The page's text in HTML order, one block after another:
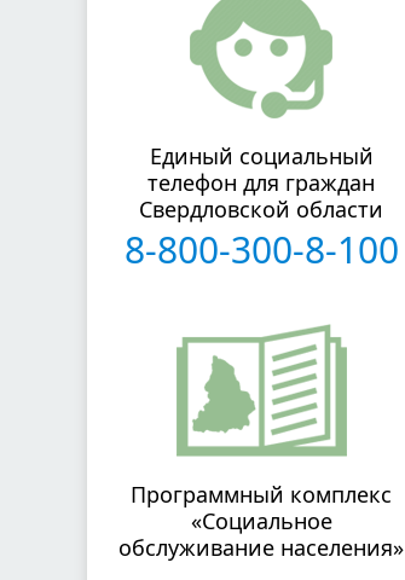
Единый социальный
телефон для граждан
Свердловской области
8-800-300-8-100
Программный комплекс
«Социальное
обслуживание населения»